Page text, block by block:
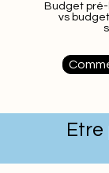
Budget
vs